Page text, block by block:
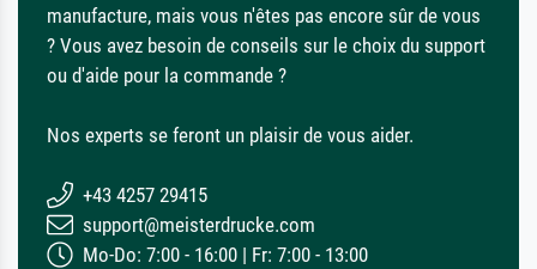
manufacture, mais vous n'êtes pas encore sûr de vous
? Vous avez besoin de conseils sur le choix du support
ou d'aide pour la commande ?
Nos experts se feront un plaisir de vous aider.
+43 4257 29415
support@meisterdrucke.com
Mo-Do: 7:00 - 16:00 | Fr: 7:00 - 13:00